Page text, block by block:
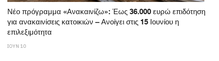
Νέο πρόγραμμα «Ανακαινίζω»: Έως 36.000 ευρώ επιδότηση
για ανακαινίσεις κατοικιών – Ανοίγει στις 15 Ιουνίου η
επιλεξιμότητα
ΙΟΥΝ 10